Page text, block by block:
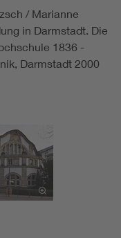
/ Marianne
in Darmstadt. Die
1836 -
Darmstadt 2000